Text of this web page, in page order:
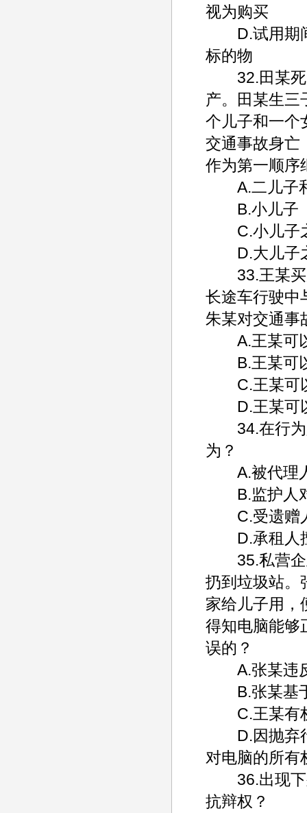
视为购买
D.试用期间
标的物
32.田某死
产。田某生三
个儿子和一个
交通事故身亡
作为第一顺序
A.二儿子
B.小儿子
C.小儿子
D.大儿子
33.王某买
长途车行驶中
朱某对交通事
A.王某可以
B.王某可以
C.王某可以
D.王某可以
34.在行为
为？
A.被代理人
B.监护人对
C.受遗赠人
D.承租人擅
35.私营企
扔到垃圾站。
家给儿子用，
得知电脑能够
误的？
A.张某违反
B.张某基于
C.王某有权
D.因抛弃行
对电脑的所有
36.出现下
抗辩权？